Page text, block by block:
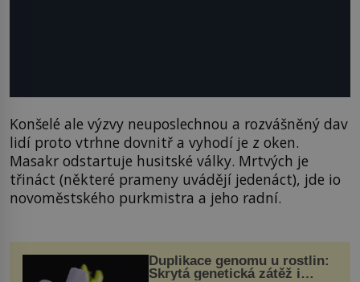
Konšelé ale výzvy neuposlechnou a rozvášněný dav
lidí proto vtrhne dovnitř a vyhodí je z oken.
Masakr odstartuje husitské války. Mrtvých je
třináct (některé prameny uvádějí jedenáct), jde io
novoměstského purkmistra a jeho radní.
Duplikace genomu u rostlin:
Skrytá genetická zátěž i